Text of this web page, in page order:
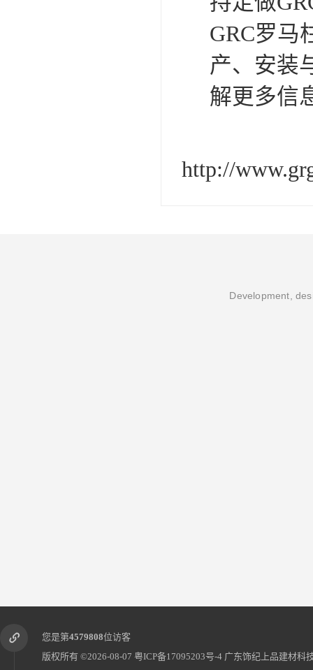
GRC罗马
产、安装
解更多信
http://
Development,
您是第4579808位访客
版权所有 ©2026-08-07 粤ICP备17095203号-4 广东饰纪上品建材科